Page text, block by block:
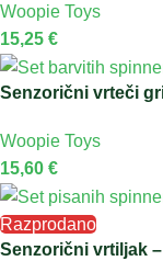
Woopie Toys
15,25 €
Senzorični vrteči
Woopie Toys
15,60 €
Razprodano
Senzorični vrtiljak